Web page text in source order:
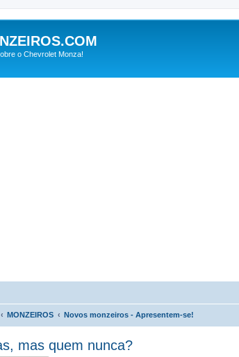
o Chevrolet Monza!
MONZEIROS Novos monzeiros - Apresentem-se!
mas quem nunca?